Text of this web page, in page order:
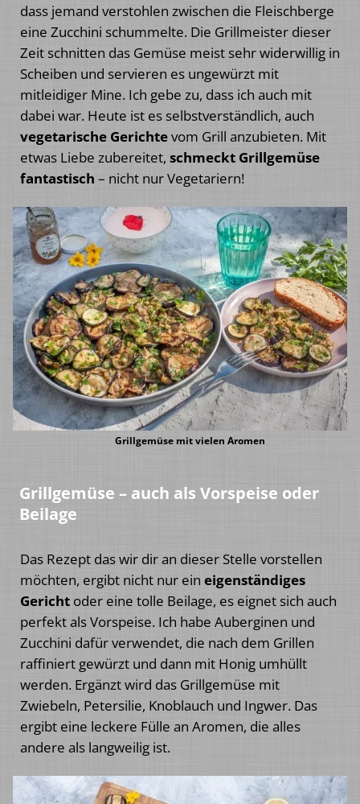
dass jemand verstohlen zwischen die Fleischberge
eine Zucchini schummelte. Die Grillmeister dieser
Zeit schnitten das Gemüse meist sehr widerwillig in
Scheiben und servieren es ungewürzt mit
mitleidiger Mine. Ich gebe zu, dass ich auch mit
dabei war. Heute ist es selbstverständlich, auch
vegetarische Gerichtevom Grill anzubieten. Mit
etwas Liebe zubereitet, schmeckt Grillgemüse
fantastisch – nicht nur Vegetariern!
Grillgemüse mit vielen Aromen
Grillgemüse – auch als Vorspeise oder
Beilage
Das Rezept das wir dir an dieser Stelle vorstellen
möchten, ergibt nicht nur ein eigenständiges
Gericht oder eine tolle Beilage, es eignet sich auch
perfekt als Vorspeise. Ich habe Auberginen und
Zucchini dafür verwendet, die nach dem Grillen
raffiniert gewürzt und dann mit Honig umhüllt
werden. Ergänzt wird das Grillgemüse mit
Zwiebeln, Petersilie, Knoblauch und Ingwer. Das
ergibt eine leckere Fülle an Aromen, die alles
andere als langweilig ist.